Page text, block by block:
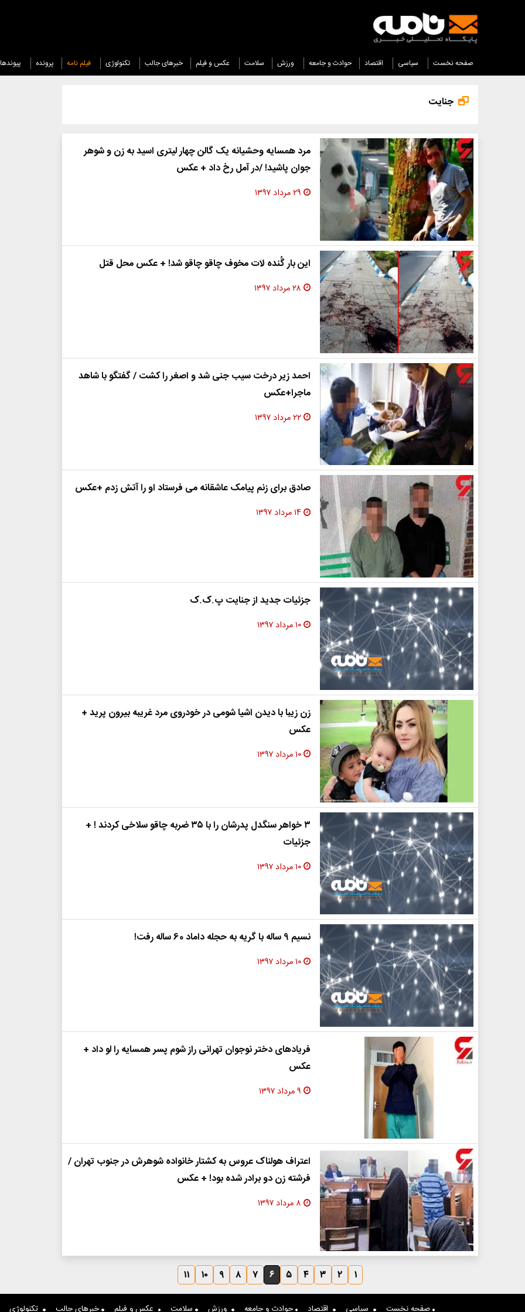
صفحه نخست سیاسی اقتصاد حوادث و جامعه ورزش سلامت عکس و فیلم خبرهای جالب تکنولوژی فیلم نامه پرونده پیوندها
جنایت
مرد همسایه وحشیانه یک گالن چهار لیتری اسید به زن و شوهر
جوان پاشید! /در آمل رخ داد + عکس
۲۹ مرداد ۱۳۹۷
این بار گُنده لات مخوف چاقو چاقو شد! + عکس محل قتل
۲۸ مرداد ۱۳۹۷
احمد زیر درخت سیب جنی شد و اصغر را کشت / گفتگو با شاهد
ماجرا+عکس
۲۲ مرداد ۱۳۹۷
صادق برای زنم پیامک عاشقانه می فرستاد او را آتش زدم +عکس
۱۴ مرداد ۱۳۹۷
جزئیات جدید از جنایت پ.ک.ک
۱۰ مرداد ۱۳۹۷
زن زیبا با دیدن اشیا شومی در خودروی مرد غریبه بیرون پرید +
عکس
۱۰ مرداد ۱۳۹۷
۳ خواهر سنگدل پدرشان را با ۳۵ ضربه چاقو سلاخی کردند ! +
جزئیات
۱۰ مرداد ۱۳۹۷
نسیم 9 ساله با گریه به حجله داماد 60 ساله رفت!
۱۰ مرداد ۱۳۹۷
فریادهای دختر نوجوان تهرانی راز شوم پسر همسایه را لو داد +
عکس
۹ مرداد ۱۳۹۷
اعتراف هولناک عروس به کشتار خانواده شوهرش در جنوب تهران /
فرشته زن دو برادر شده بود! + عکس
۸ مرداد ۱۳۹۷
۱ ۲ ۳ ۴ ۵ ۶ ۷ ۸ ۹ ۱۰ ۱۱
صفحه نخست سیاسی اقتصاد حوادث و جامعه ورزش سلامت عکس و فیلم خبرهای جالب تکنولوژی